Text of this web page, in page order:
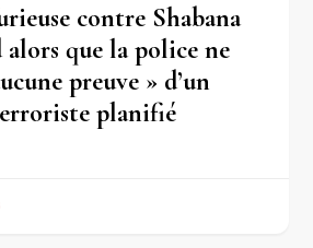
contre Shabana
que la police ne
preuve » d’un
planifié